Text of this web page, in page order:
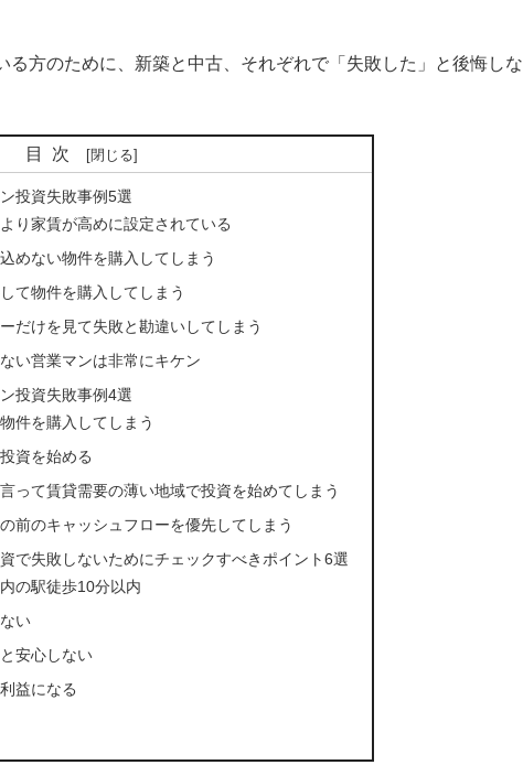
方のために、新築と中古、それぞれで「失敗した」と後悔しな
目次
投資失敗事例5選
り家賃が高めに設定されている
めない物件を購入してしまう
て物件を購入してしまう
だけを見て失敗と勘違いしてしまう
い営業マンは非常にキケン
投資失敗事例4選
件を購入してしまう
資を始める
って賃貸需要の薄い地域で投資を始めてしまう
前のキャッシュフローを優先してしまう
で失敗しないためにチェックすべきポイント6選
の駅徒歩10分以内
い
安心しない
益になる